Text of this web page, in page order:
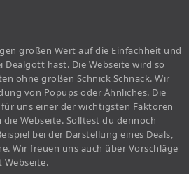
großen Wert auf die Einfachheit und
Dealgott hast. Die Webseite wird so
ohne großen Schnick Schnack. Wir
von Popups oder Ähnliches. Die
uns einer der wichtigsten Faktoren
Webseite. Solltest du dennoch
bei der Darstellung eines Deals,
Wir freuen uns auch über Vorschläge
Webseite.